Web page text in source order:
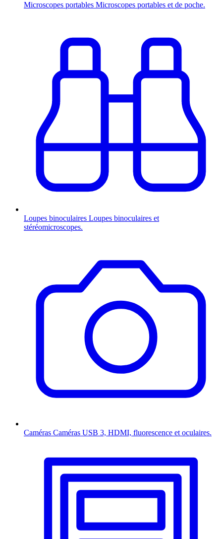
Microscopes portables Microscopes portables et de poche.
Loupes binoculaires Loupes binoculaires et
stéréomicroscopes.
Caméras Caméras USB 3, HDMI, fluorescence et oculaires.